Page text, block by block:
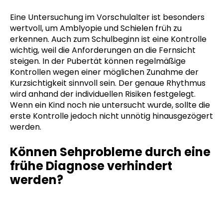
Eine Untersuchung im Vorschulalter ist besonders
wertvoll, um Amblyopie und Schielen früh zu
erkennen. Auch zum Schulbeginn ist eine Kontrolle
wichtig, weil die Anforderungen an die Fernsicht
steigen. In der Pubertät können regelmäßige
Kontrollen wegen einer möglichen Zunahme der
Kurzsichtigkeit sinnvoll sein. Der genaue Rhythmus
wird anhand der individuellen Risiken festgelegt.
Wenn ein Kind noch nie untersucht wurde, sollte die
erste Kontrolle jedoch nicht unnötig hinausgezögert
werden.
Können Sehprobleme durch eine
frühe Diagnose verhindert
werden?